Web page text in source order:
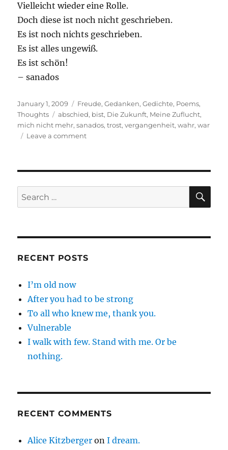
Vielleicht wieder eine Rolle.
Doch diese ist noch nicht geschrieben.
Es ist noch nichts geschrieben.
Es ist alles ungewiß.
Es ist schön!
– sanados
Posted
on
January 1, 2009 Categories
Freude,Gedanken,Gedichte, Poems,
Thoughts
Tags
abschied, bist, Die Zukunft, Meine Zuflucht,
mich nicht mehr,sanados,trost,vergangenheit,wahr,war
Leave a commenton
Search
for:
RECENT POSTS
I’m old now
After you had to be strong
To all who knew me, thank you.
Vulnerable
I walk with few. Stand with me. Or be
nothing.
RECENT COMMENTS
Alice Kitzberger onI dream.